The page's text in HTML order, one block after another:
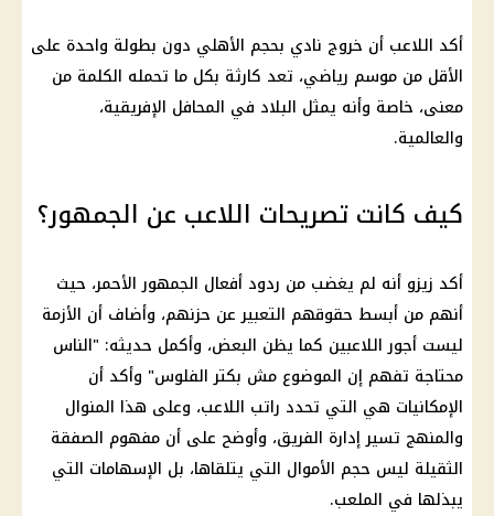
أكد اللاعب أن خروج نادي بحجم الأهلي دون بطولة واحدة على
الأقل من موسم رياضي، تعد كارثة بكل ما تحمله الكلمة من
معنى، خاصة وأنه يمثل البلاد في المحافل الإفريقية،
والعالمية.
كيف كانت تصريحات اللاعب عن الجمهور؟
أكد زيزو أنه لم يغضب من ردود أفعال الجمهور الأحمر، حيث
أنهم من أبسط حقوقهم التعبير عن حزنهم، وأضاف أن الأزمة
ليست أجور اللاعبين كما يظن البعض، وأكمل حديثه: "الناس
محتاجة تفهم إن الموضوع مش بكتر الفلوس" وأكد أن
الإمكانيات هي التي تحدد راتب اللاعب، وعلى هذا المنوال
والمنهج تسير إدارة الفريق، وأوضح على أن مفهوم الصفقة
الثقيلة ليس حجم الأموال التي يتلقاها، بل الإسهامات التي
يبذلها في الملعب.